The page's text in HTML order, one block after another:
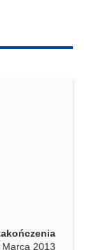
Marca 2013